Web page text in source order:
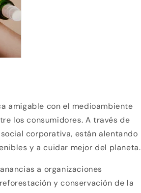
amigable con el medioambiente
los consumidores. A través de
corporativa, están alentando
y a cuidar mejor del planeta.
a organizaciones
y conservación de la